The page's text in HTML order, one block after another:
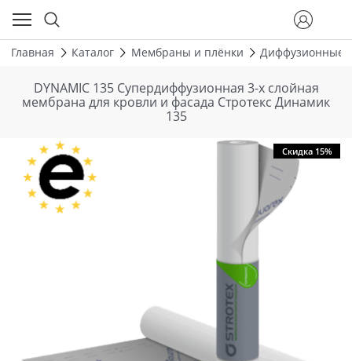
Главная Каталог Мембраны и плёнки Диффузионные
DYNAMIC 135 Супердиффузионная 3-х слойная
мембрана для кровли и фасада Стротекс Динамик
135
Скидка 15%